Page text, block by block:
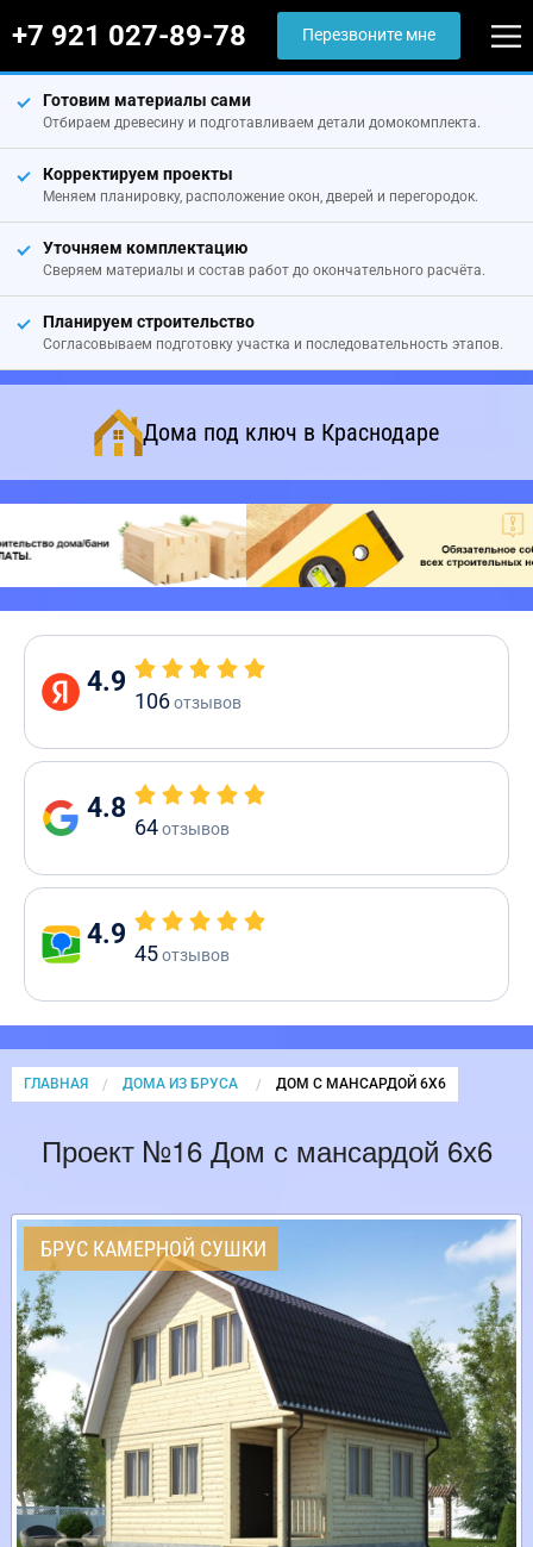
+7 921 027-89-78 Перезвоните мне
Готовим материалы сами
Отбираем древесину и подготавливаем детали домокомплекта.
Корректируем проекты
Меняем планировку, расположение окон, дверей и перегородок.
Уточняем комплектацию
Сверяем материалы и состав работ до окончательного расчёта.
Планируем строительство
Согласовываем подготовку участка и последовательность этапов.
Дома под ключ в Краснодаре
4.9
106отзывов
4.8
64отзывов
4.9
45отзывов
ГЛАВНАЯ ДОМА ИЗ БРУСА CURRENT:
ДОМ С МАНСАРДОЙ 6Х6
Проект №16 Дом с мансардой 6х6
БРУС КАМЕРНОЙ СУШКИ